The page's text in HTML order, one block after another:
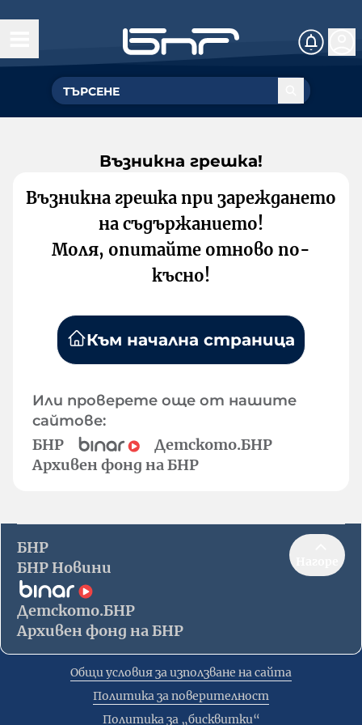
Възникна грешка!
Възникна грешка при зареждането
на съдържанието!
Моля, опитайте отново по-
късно!
Към начална страница
Или проверете още от нашите
сайтове:
БНР
Детското.БНР
Архивен фонд на БНР
БНР
БНР Новини
Детското.БНР
Архивен фонд на БНР
Общи условия за използване на сайта
Политика за поверителност
Политика за „бисквитки“